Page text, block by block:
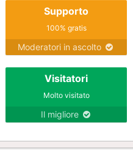
Supporto
100% gratis
Moderatori in ascolto
Visitatori
Molto visitato
Il migliore